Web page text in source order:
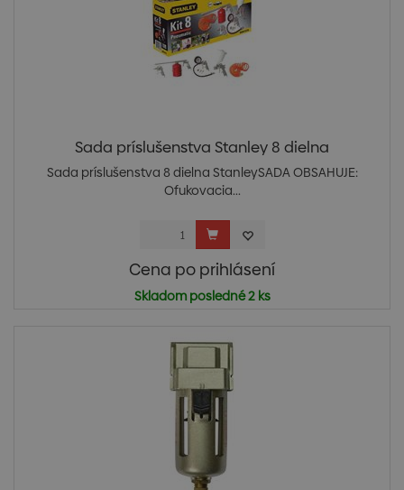
Sada príslušenstva Stanley 8 dielna
Sada príslušenstva 8 dielna StanleySADA OBSAHUJE:
Ofukovacia...
Cena po prihlásení
Skladom posledné 2 ks